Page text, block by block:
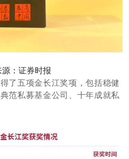
源：证券时报
了五项金长江奖项，包括稳健
范私募基金公司、十年成就私